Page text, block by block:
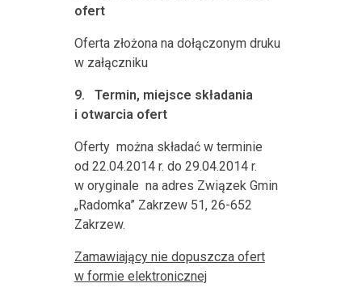
ofert
Oferta złożona na dołączonym druku
w załączniku
9.
Termin, miejsce składania
i otwarcia ofert
Oferty można składać w terminie
od 22.04.2014 r. do 29.04.2014 r.
w oryginale na adres Związek Gmin
„Radomka” Zakrzew 51, 26-652
Zakrzew.
Zamawiający nie dopuszcza ofert
w formie elektronicznej